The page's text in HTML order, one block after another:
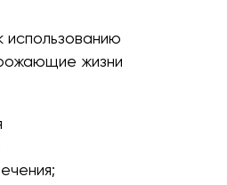
использованию
жизни